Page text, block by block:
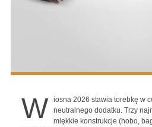
W
iosna 2026 stawia torebkę w
neutralnego dodatku. Trzy
miękkie konstrukcje (hobo,